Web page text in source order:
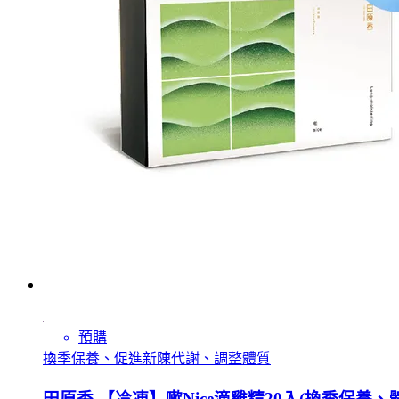
預購
換季保養、促進新陳代謝、調整體質